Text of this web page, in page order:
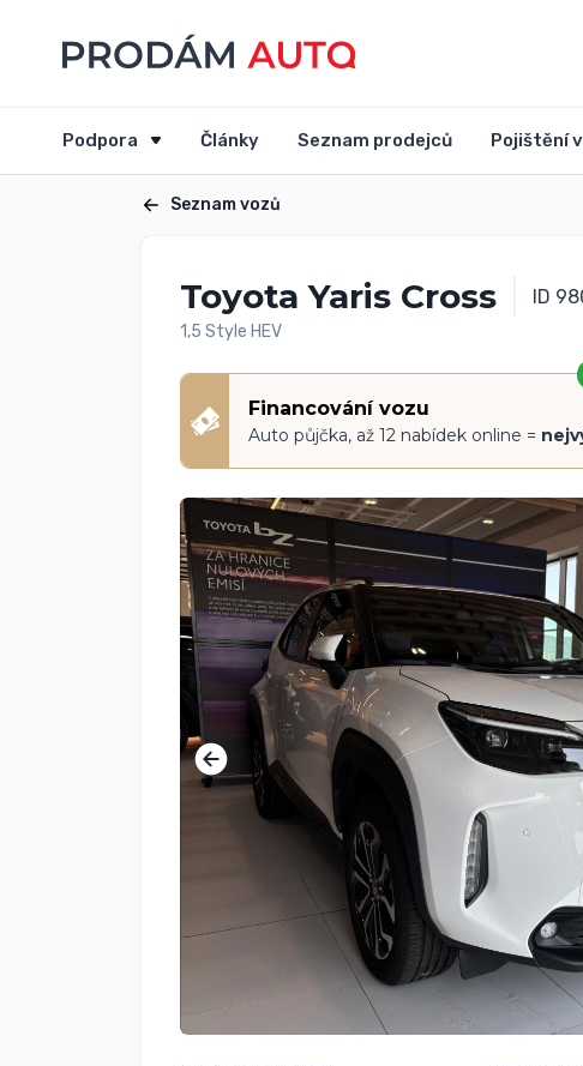
Podpora Články Seznam prodejců Pojištění
Seznam vozů
Toyota Yaris Cross ID
1,5 Style HEV
Financování vozu
Auto půjčka, až 12 nabídek online =